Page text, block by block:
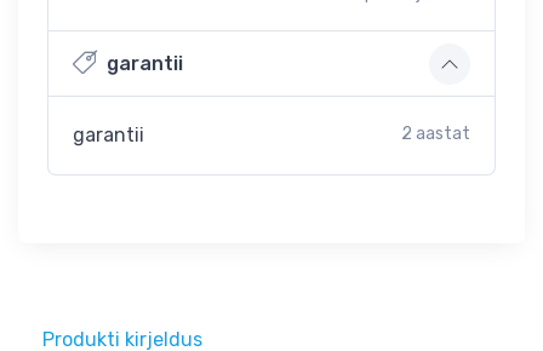
garantii
garantii 2 aastat
Produkti kirjeldus